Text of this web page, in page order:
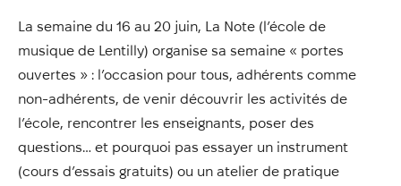
La semaine du 16 au 20 juin, La Note (l’école de
musique de Lentilly) organise sa semaine « portes
ouvertes » : l’occasion pour tous, adhérents comme
non-adhérents, de venir découvrir les activités de
l’école, rencontrer les enseignants, poser des
questions… et pourquoi pas essayer un instrument
(cours d’essais gratuits) ou un atelier de pratique
Publications
Annuaire
Évènements
Démarches